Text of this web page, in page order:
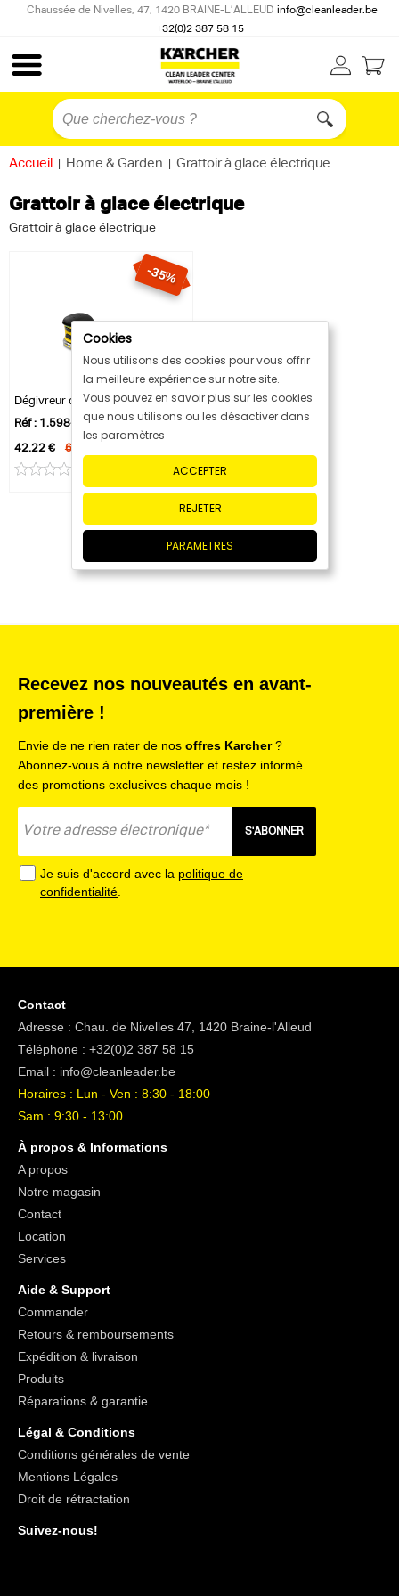
Chaussée de Nivelles, 47, 1420 BRAINE-L’ALLEUD info@cleanleader.be
+32(0)2 387 58 15
Accueil Home & Garden |Grattoir à glace électrique
Grattoir à glace électrique
Grattoir à glace électrique
-35%
Dégivreur de pare-brise EDI 4
Réf : 1.598-900.0
42.22 € 64.95 €
Recevez nos nouveautés en avant-
première !
Envie de ne rien rater de nos offres Karcher?
Abonnez-vous à notre newsletter et restez informé
des promotions exclusives chaque mois !
S'ABONNER
Je suis d'accord avec la politique de
confidentialité
Contact
Adresse : Chau. de Nivelles 47, 1420 Braine-l'Alleud
Téléphone : +32(0)2 387 58 15
Email : info@cleanleader.be
Horaires : Lun - Ven : 8:30 - 18:00
Sam : 9:30 - 13:00
À propos & Informations
A propos
Notre magasin
Contact
Location
Services
Aide & Support
Commander
Retours & remboursements
Expédition & livraison
Produits
Réparations & garantie
Légal & Conditions
Conditions générales de vente
Mentions Légales
Droit de rétractation
Suivez-nous!
Cookies
Nous utilisons des cookies pour vous offrir
la meilleure expérience sur notre site.
Vous pouvez en savoir plus sur les cookies
que nous utilisons ou les désactiver dans
les paramètres
ACCEPTER
REJETER
PARAMETRES